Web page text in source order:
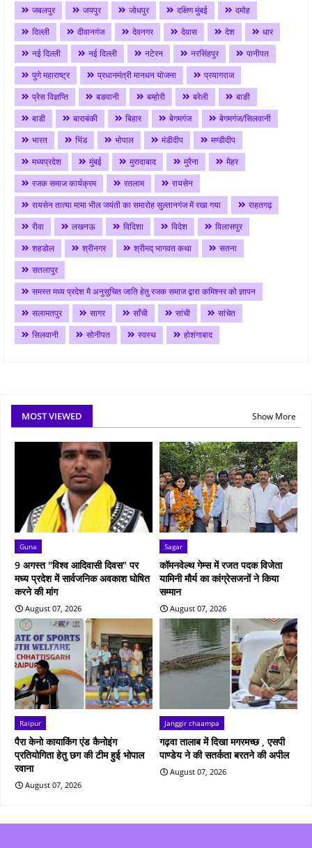
जबलपुर
जयपुर जोधपुर दक्षिण मुंबई
दमोह
दिल्ली
दीवानगंज देवनगर देवास देश
धार
नई दिल्ली
नई दिल्ली नटेरन नरसिंहपुर
पानीपत
पुणे महाराष्ट्र
प्रधानमंत्री मानधन योजना
प्रयागराज
प्रेस विज्ञप्ति
बङवानी बम्होरी बरेली
बाङी
बाडी
बाराबंकी बिहार बेगमगंज
बेगमगंज/सिलवानी
भारत
भिंड भोपाल मंडीदीप
मण्डीदीप
मध्यप्रदेश
मुंबई मुरादाबाद मुरैना
मैहर
रजक समाज कार्यक्रम
रतलाम
रायसेन
रायसेन तात्या मामा भील जयंती का समारोह सुल्तानगंज में रखा गया
राहतगढ़
रीवा
लखनऊ विदिशा विदेश
विलासपुर
शहडोल
श्रीनगर श्रीमद् भागवत कथा
सतना
सतलापुर
समस्त मध्य प्रदेश मै अनुसूचित जाति हेतु रजक समाज द्वारा कमिश्नर को ज्ञापन
सलामतपुर
सागर साँची सांची
सांचेत
सिलवानी
सोनीपत स्वस्थ होशंगाबाद
MOST VIEWED Show More
Guna
9 अगस्त "विश्व आदिवासी दिवस" पर
मध्य प्रदेश में सार्वजनिक अवकाश घोषित
करने की मांग
August 07, 2026
Sagar
कॉमनवेल्थ गेम्स में रजत पदक विजेता
यामिनी मौर्य का कांग्रेसजनों ने किया
सम्मान
August 07, 2026
Raipur
पैरा केनो कायाकिंग एंड कैनोइंग
प्रतियोगिता हेतु छग की टीम हुई भोपाल
रवाना
August 07, 2026
Janggir chaampa
गढ़वा तालाब में दिखा मगरमच्छ , एसपी
पाण्डेय ने की सतर्कता बरतने की अपील
August 07, 2026